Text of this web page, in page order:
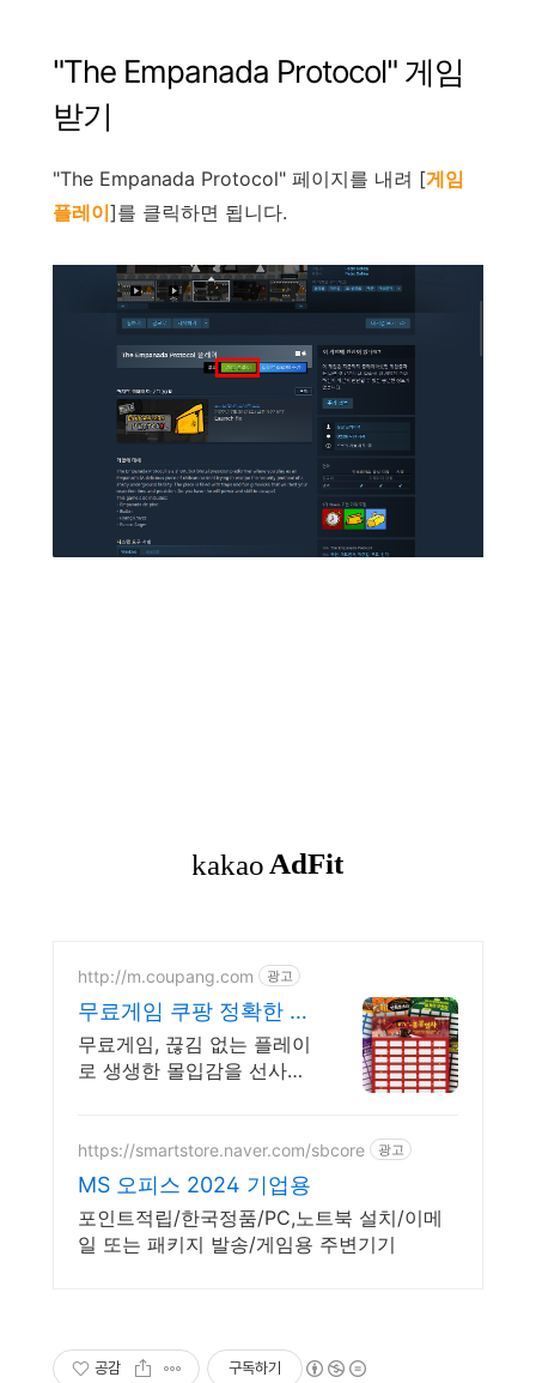
"The Empanada Protocol" 게임
받기
"The Empanada Protocol" 페이지를 내려 [게임
플레이]를 클릭하면 됩니다.
http://m.coupang.com 광고
무료게임 쿠팡 정확한 컨
트롤로 승리
무료게임, 끊김 없는 플레이
로 생생한 몰입감을 선사합
https://smartstore.naver.com/sbcore 광고
MS 오피스 2024 기업용
포인트적립/한국정품/PC,노트북 설치/이메
일 또는 패키지 발송/게임용 주변기기
공감 구독하기